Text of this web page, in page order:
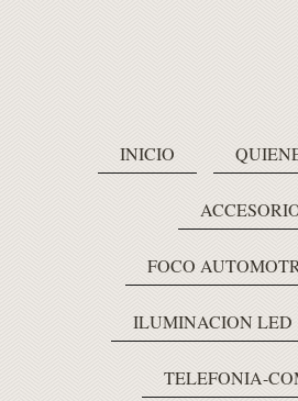
INICIO
FOCO
ILUMINACION LED
TELEFONIA-